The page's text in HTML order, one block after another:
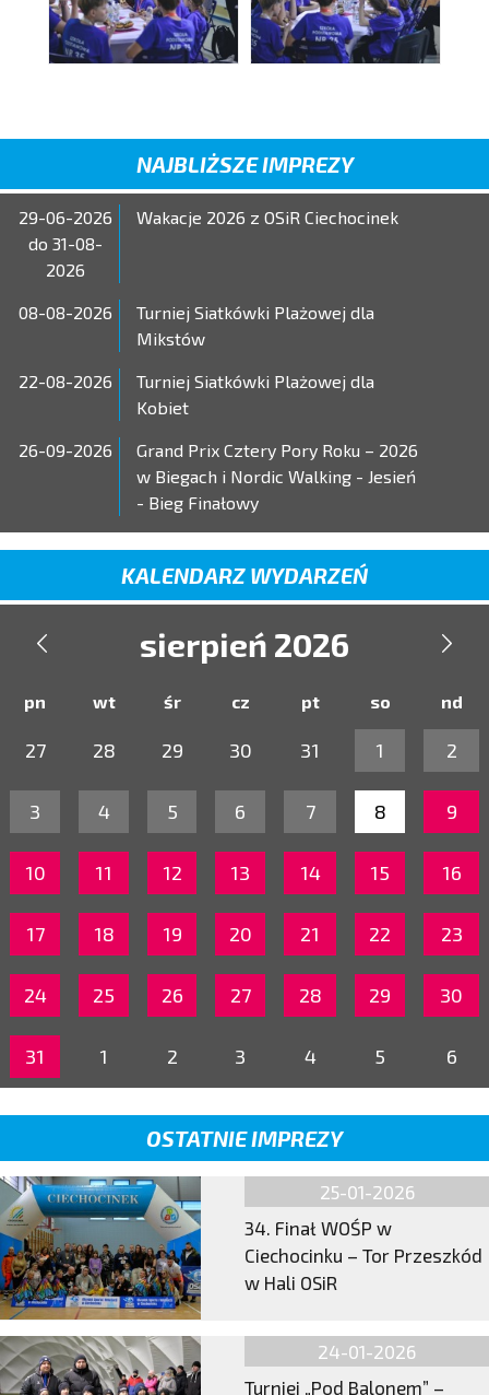
NAJBLIŻSZE IMPREZY
29-06-2026
do 31-08-
2026
Wakacje 2026 z OSiR Ciechocinek
08-08-2026
Turniej Siatkówki Plażowej dla
Mikstów
22-08-2026
Turniej Siatkówki Plażowej dla
Kobiet
26-09-2026
Grand Prix Cztery Pory Roku – 2026
w Biegach i Nordic Walking - Jesień
- Bieg Finałowy
KALENDARZ WYDARZEŃ
 sierpień 2026 
pn wt śr cz pt so nd
27 28 29 30 31 1 2
3 4 5 6 7 8 9
10 11 12 13 14 15 16
17 18 19 20 21 22 23
24 25 26 27 28 29 30
31 1 2 3 4 5 6
OSTATNIE IMPREZY
25-01-2026
34. Finał WOŚP w
Ciechocinku – Tor Przeszkód
w Hali OSiR
24-01-2026
Turniej „Pod Balonem” –